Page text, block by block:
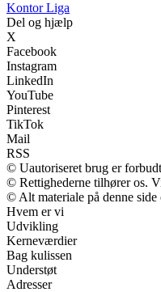
KontorLiga
Del og hjælp
X
Facebook
Instagram
LinkedIn
YouTube
Pinterest
TikTok
Mail
RSS
© Uautoriseret brug er
© Rettighederne tilhører os.
© Alt materiale på denne
Hvem er vi
Udvikling
Kerneværdier
Bag kulissen
Understøt
Adresser